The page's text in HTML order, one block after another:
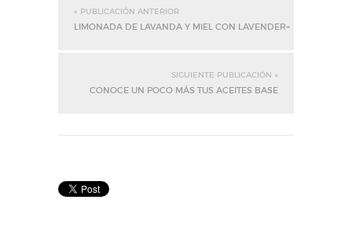
« PUBLICACIÓN ANTERIOR
LIMONADA DE LAVANDA Y MIEL CON LAVENDER+
SIGUIENTE PUBLICACIÓN »
CONOCE UN POCO MÁS TUS ACEITES BASE